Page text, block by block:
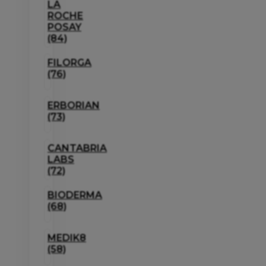
LA
ROCHE
POSAY
(84)
FILORGA
(76)
ERBORIAN
(73)
CANTABRIA
LABS
(72)
BIODERMA
(68)
MEDIK8
(58)